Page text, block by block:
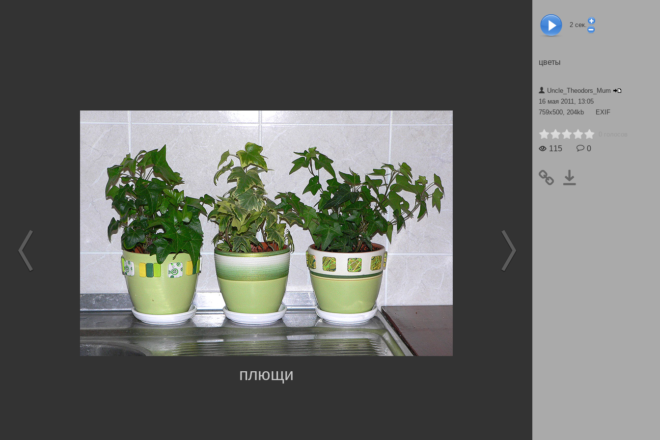
2 сек.
цветы
Uncle_Theodors_Mum
16 мая 2011, 13:05
759x500, 204kb
EXIF
115 0
плющи